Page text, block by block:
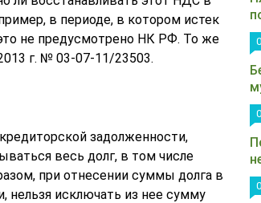
в периоде, в котором истек
не предусмотрено НК РФ. То же
г. № 03-07-11/23503.
задолженности,
весь долг, в том числе
при отнесении суммы долга в
нельзя исключать из нее сумму
0
0
0